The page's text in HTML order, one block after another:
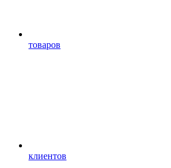
товаров
клиентов